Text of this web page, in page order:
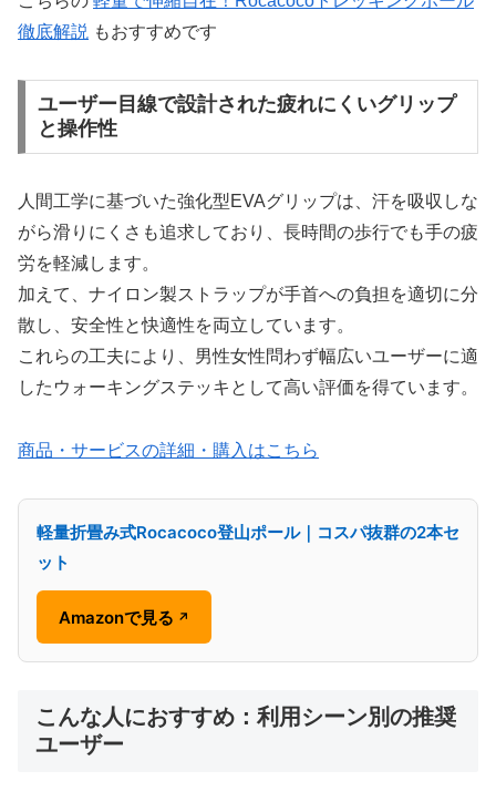
徹底解説 もおすすめです
ユーザー目線で設計された疲れにくいグリップ
と操作性
人間工学に基づいた強化型EVAグリップは、汗を吸収しな
がら滑りにくさも追求しており、長時間の歩行でも手の疲
労を軽減します。
加えて、ナイロン製ストラップが手首への負担を適切に分
散し、安全性と快適性を両立しています。
これらの工夫により、男性女性問わず幅広いユーザーに適
したウォーキングステッキとして高い評価を得ています。
商品・サービスの詳細・購入はこちら
軽量折畳み式Rocacoco登山ポール｜コスパ抜群の2本セ
ット
Amazonで見る ↗
こんな人におすすめ：利用シーン別の推奨
ユーザー